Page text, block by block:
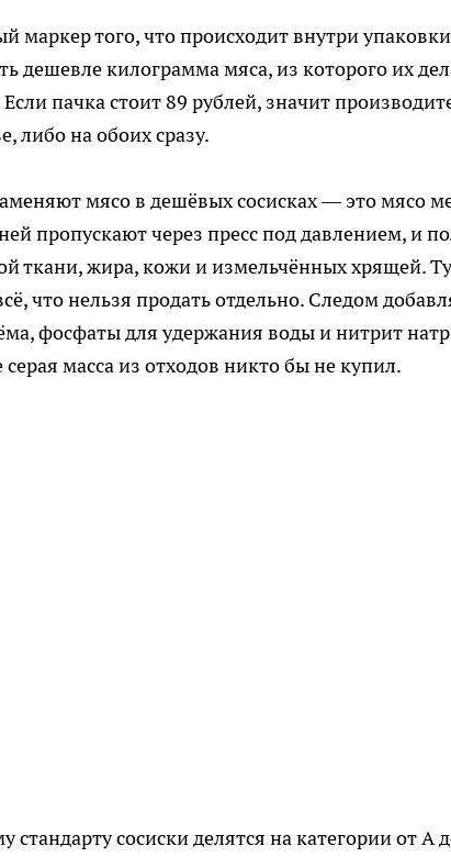
маркер того, что происходит внутри
дешевле килограмма мяса, из которого их
пачка стоит 89 рублей, значит
либо на обоих сразу.
мясо в дешёвых сосисках — это мясо
пропускают через пресс под давлением, и
ткани, жира, кожи и измельчённых хрящей.
что нельзя продать отдельно. Следом
фосфаты для удержания воды и нитрит
масса из отходов никто бы не купил.
стандарту сосиски делятся на категории от А